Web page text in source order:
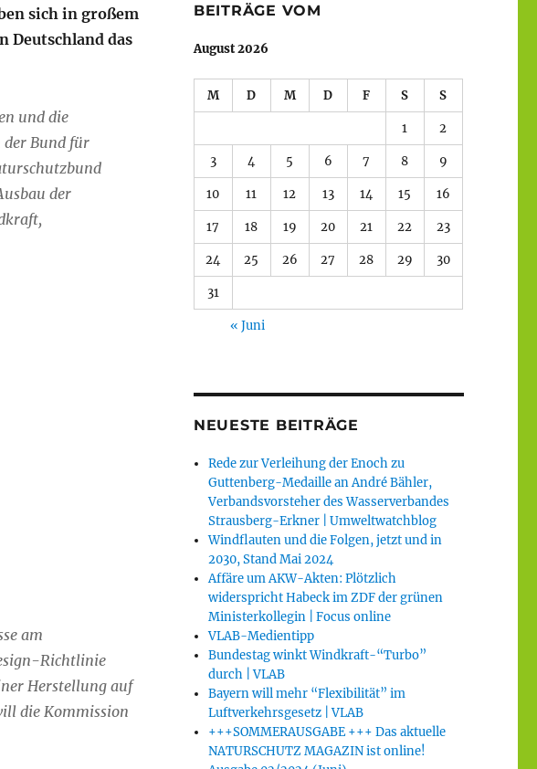
sich in großem
Deutschland das
und die
Bund für
der
am
Richtlinie
Herstellung auf
die Kommission
BEITRÄGE VOM
August 2026
M D M D F S S
1 2
3 4 5 6 7 8 9
10 11 12 13 14 15 16
17 18 19 20 21 22 23
24 25 26 27 28 29 30
31
« Juni
NEUESTE BEITRÄGE
Rede zur Verleihung der Enoch zu
Guttenberg-Medaille an André Bähler,
Verbandsvorsteher des Wasserverbandes
Strausberg-Erkner | Umweltwatchblog
Windflauten und die Folgen, jetzt und in
2030, Stand Mai 2024
Affäre um AKW-Akten: Plötzlich
widerspricht Habeck im ZDF der grünen
Ministerkollegin | Focus online
VLAB-Medientipp
Bundestag winkt Windkraft-“Turbo”
durch | VLAB
Bayern will mehr “Flexibilität” im
Luftverkehrsgesetz | VLAB
+++SOMMERAUSGABE +++ Das aktuelle
NATURSCHUTZ MAGAZIN ist online!